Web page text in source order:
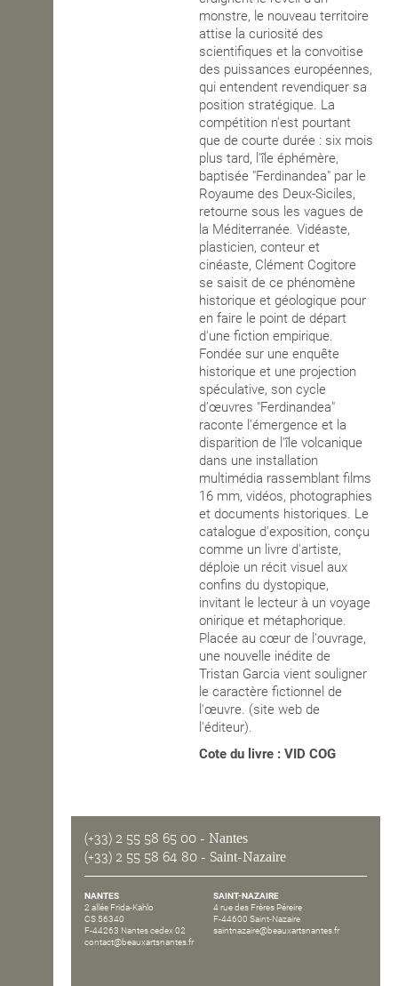
monstre, le nouveau territoire
attise la curiosité des
scientifiques et la convoitise
des puissances européennes,
qui entendent revendiquer sa
position stratégique. La
compétition n'est pourtant
que de courte durée : six mois
plus tard, l'île éphémère,
baptisée "Ferdinandea" par le
Royaume des Deux-Siciles,
retourne sous les vagues de
la Méditerranée. Vidéaste,
plasticien, conteur et
cinéaste, Clément Cogitore
se saisit de ce phénomène
historique et géologique pour
en faire le point de départ
d'une fiction empirique.
Fondée sur une enquête
historique et une projection
spéculative, son cycle
d'œuvres "Ferdinandea"
raconte l'émergence et la
disparition de l'île volcanique
dans une installation
multimédia rassemblant films
16 mm, vidéos, photographies
et documents historiques. Le
catalogue d'exposition, conçu
comme un livre d'artiste,
déploie un récit visuel aux
confins du dystopique,
invitant le lecteur à un voyage
onirique et métaphorique.
Placée au cœur de l'ouvrage,
une nouvelle inédite de
Tristan Garcia vient souligner
le caractère fictionnel de
l'œuvre. (site web de
l'éditeur).
Cote du livre : VID COG
(+33) 2 55 58 65 00 - Nantes
(+33) 2 55 58 64 80 - Saint-Nazaire
NANTES
2 allée Frida-Kahlo
CS 56340
F-44263 Nantes cedex 02
contact@beauxartsnantes.fr
SAINT-NAZAIRE
4 rue des Frères Péreire
F-44600 Saint-Nazaire
saintnazaire@beauxartsnantes.fr